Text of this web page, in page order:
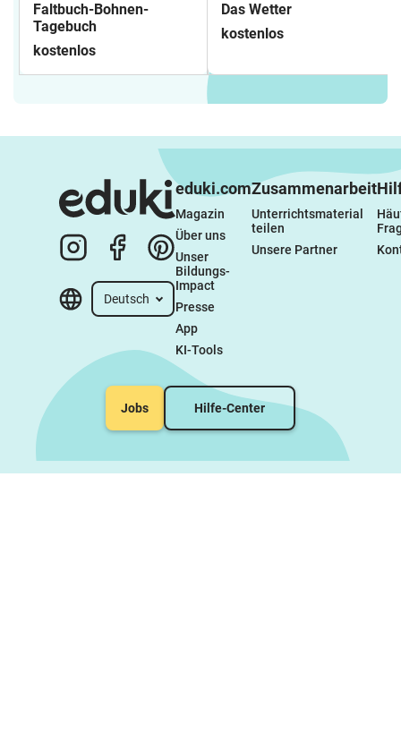
Faltbuch-Bohnen-
Tagebuch
kostenlos
Das Wetter
kostenlos
Deutsch
eduki.com
Magazin
Über uns
Unser
Bildungs-
Impact
Presse
App
KI-Tools
Zusammenarbeit
Unterrichtsmaterial
teilen
Unsere Partner
Jobs Hilfe-Center